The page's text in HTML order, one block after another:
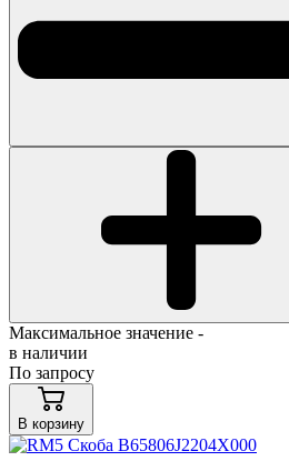
Максимальное значение -
в наличии
По запросу
В корзину